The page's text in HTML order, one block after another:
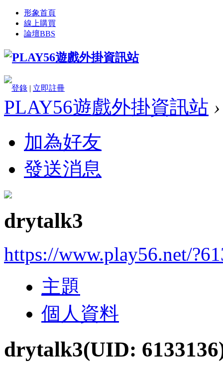
形象首頁
線上購買
論壇BBS
登錄 | 立即註冊
PLAY56遊戲外掛資訊站 ›
加為好友
發送消息
drytalk3
https://www.play56.net/
主題
個人資料
drytalk3(UID: